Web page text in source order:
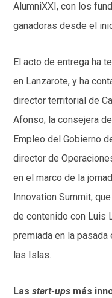
AlumniXXI, con los
ganadoras desde el
El acto de entrega ha
en Lanzarote, y ha
director territorial de
Afonso; la consejera
Empleo del Gobierno
director de
en el marco de la
Innovation Summit,
de contenido con Luis
premiada en la
las Islas.
Lasstart-ups más